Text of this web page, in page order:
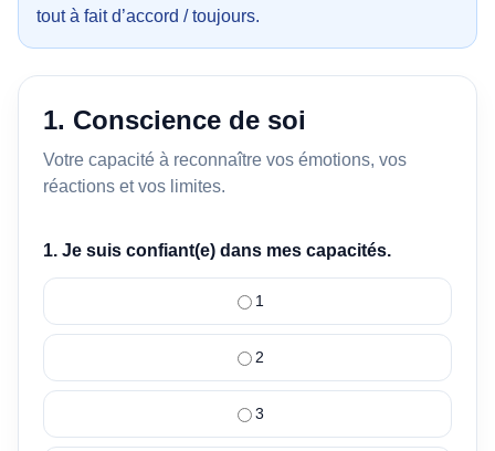
tout à fait d’accord / toujours.
1. Conscience de soi
Votre capacité à reconnaître vos émotions, vos
réactions et vos limites.
1. Je suis confiant(e) dans mes capacités.
1
2
3